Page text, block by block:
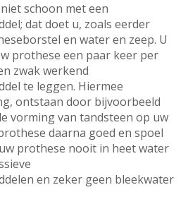
schoon met een
dat doet u, zoals eerder
en water en zeep. U
prothese een paar keer per
zwak werkend
te leggen. Hiermee
ontstaan door bijvoorbeeld
vorming van tandsteen op uw
daarna goed en spoel
prothese nooit in heet water
en zeker geen bleekwater